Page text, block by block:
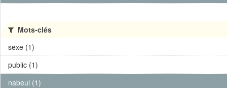
Mots-clés
sexe (1)
public (1)
nabeul (1)